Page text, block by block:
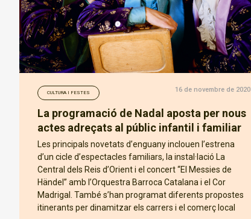
CULTURA I FESTES 16 de novembre de 2020
La programació de Nadal aposta per nous
actes adreçats al públic infantil i familiar
Les principals novetats d’enguany inclouen l’estrena
d’un cicle d’espectacles familiars, la instal·lació La
Central dels Reis d’Orient i el concert “El Messies de
Händel” amb l’Orquestra Barroca Catalana i el Cor
Madrigal. També s’han programat diferents propostes
itinerants per dinamitzar els carrers i el comerç local